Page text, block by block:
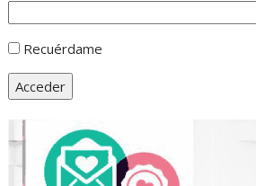
Recuérdame
Acceder